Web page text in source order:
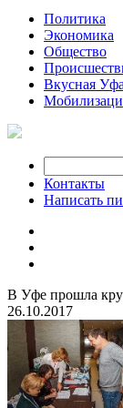
Политика
Экономика
Общество
Вкусная Уфа
Контакты
Написать
В Уфе прошла
26.10.2017